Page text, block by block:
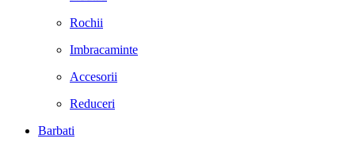
Rochii
Imbracaminte
Accesorii
Reduceri
Barbati